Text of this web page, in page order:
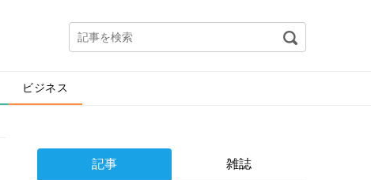
ビジネス
記事 雑誌